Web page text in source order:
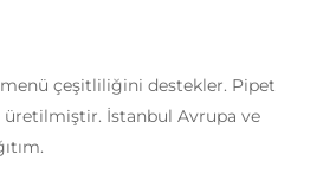
çeşitliliğini destekler. Pipet
üretilmiştir. İstanbul Avrupa ve